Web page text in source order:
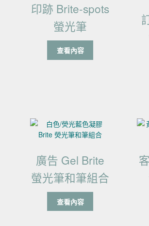
印跡 Brite-spots
螢光筆
查看內容
廣告 Gel Brite
螢光筆和筆組合
查看內容